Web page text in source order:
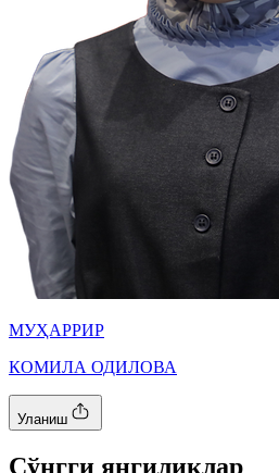
МУҲАРРИР
КОМИЛА ОДИЛОВА
Уланиш
Cўнгги янгиликлар